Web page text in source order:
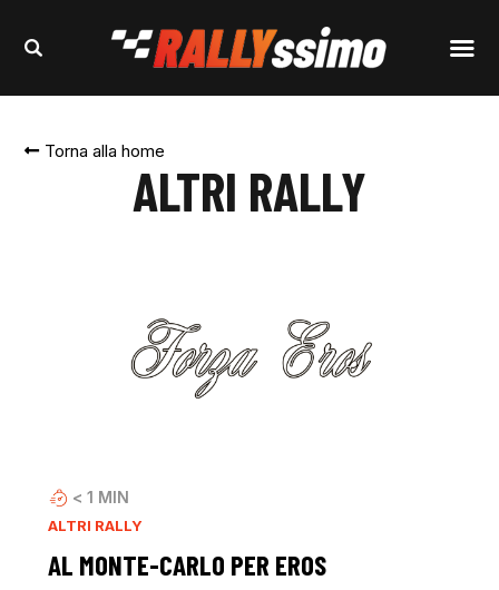
Torna alla home
ALTRI RALLY
< 1 MIN
ALTRI RALLY
AL MONTE-CARLO PER EROS